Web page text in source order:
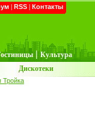
| RSS | Контакты
| Культура
Дискотеки
Тройка